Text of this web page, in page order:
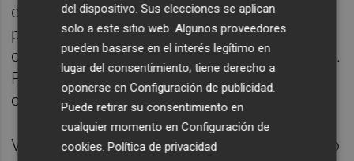
decir. No importa que se utilizara dinero
público para ello o que mintiera desde un
cargo público, como parlamentario británico.
Por algo parecido, en España hay políticos
catalanes condenados y en prisión.
Volviendo al momento histórico…, el proceso
del dispositivo. Sus elecciones se aplican
solo a este sitio web. Algunos proveedores
pueden basarse en el interés legítimo en
lugar del consentimiento; tiene derecho a
oponerse enConfiguración de publicidad
Puede retirar su consentimiento en
cualquier momento enConfiguración de
cookies .Política de privacidad